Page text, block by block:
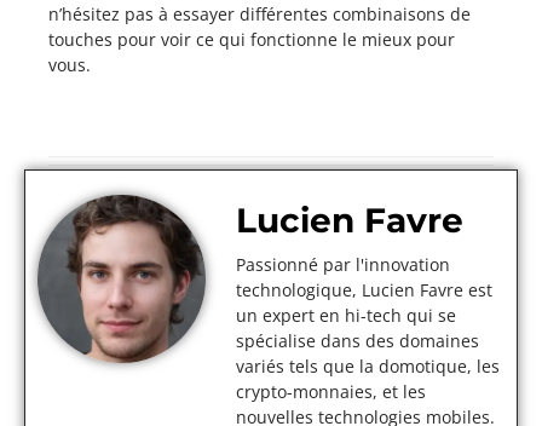
n’hésitez pas à essayer différentes combinaisons de
touches pour voir ce qui fonctionne le mieux pour
vous.
Lucien Favre
Passionné par l'innovation
technologique, Lucien Favre est
un expert en hi-tech qui se
spécialise dans des domaines
variés tels que la domotique, les
crypto-monnaies, et les
nouvelles technologies mobiles.